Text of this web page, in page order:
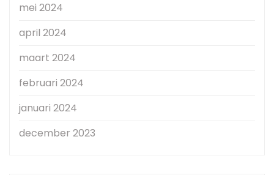
mei 2024
april 2024
maart 2024
februari 2024
januari 2024
december 2023